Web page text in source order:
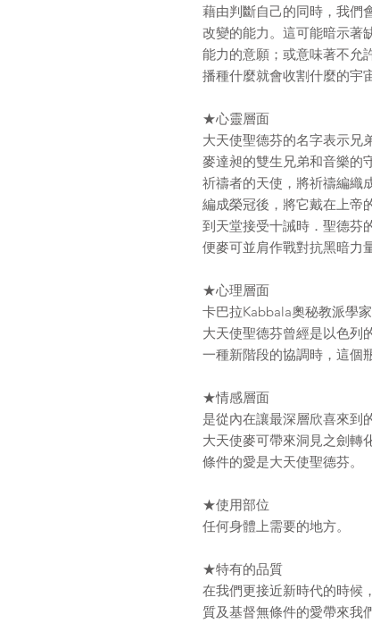
藉由判斷自己的同時，我們
改變的能力。這可能暗示著
能力的意願；或意味著不允
播種什麼就會收割什麼的宇
★心靈層面
大天使聖德芬的名字表示兄
麥達昶的雙生兄弟和音樂的
祈禱者的天使，將祈禱編織
編成榮冠後，將它戴在上帝
到天堂接受十誡時．聖德芬
便麥可並肩作戰對抗黑暗力
★心理層面
卡巴拉Kabbala奧秘教派學
大天使聖德芬曾經是以色列
一種新階段的協調時，這個
★情感層面
是從內在讓最深層欣喜來到
大天使麥可帶來洞見之劍轉
條件的愛是大天使聖德芬。
★使用部位
任何身體上需要的地方。
★特有的品質
在我們更接近新時代的時候
質及基督無條件的愛帶來我